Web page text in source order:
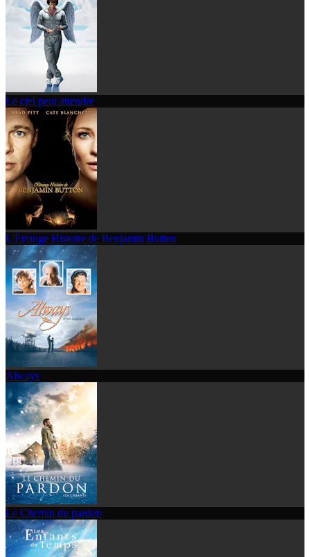
Le ciel peut attendre
L'Étrange Histoire de Benjamin Button
Always
Le Chemin du pardon